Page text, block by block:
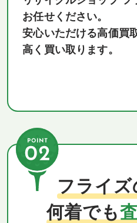
お任せください。
安心いただける高価買
高く買い取ります。
フライズ
何着でも